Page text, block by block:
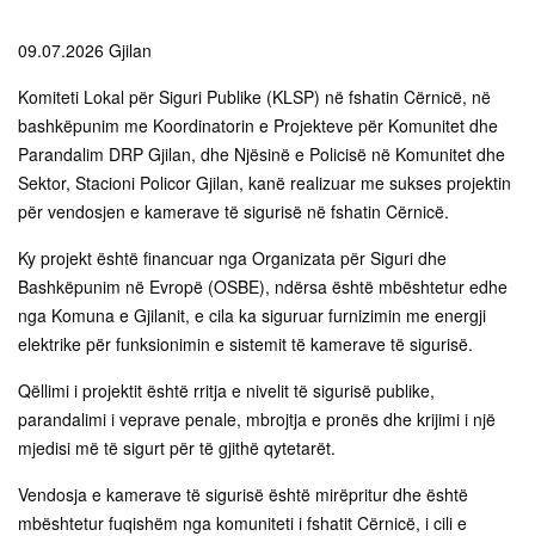
09.07.2026 Gjilan
Komiteti Lokal për Siguri Publike (KLSP) në fshatin Cërnicë, në
bashkëpunim me Koordinatorin e Projekteve për Komunitet dhe
Parandalim DRP Gjilan, dhe Njësinë e Policisë në Komunitet dhe
Sektor, Stacioni Policor Gjilan, kanë realizuar me sukses projektin
për vendosjen e kamerave të sigurisë në fshatin Cërnicë.
Ky projekt është financuar nga Organizata për Siguri dhe
Bashkëpunim në Evropë (OSBE), ndërsa është mbështetur edhe
nga Komuna e Gjilanit, e cila ka siguruar furnizimin me energji
elektrike për funksionimin e sistemit të kamerave të sigurisë.
Qëllimi i projektit është rritja e nivelit të sigurisë publike,
parandalimi i veprave penale, mbrojtja e pronës dhe krijimi i një
mjedisi më të sigurt për të gjithë qytetarët.
Vendosja e kamerave të sigurisë është mirëpritur dhe është
mbështetur fuqishëm nga komuniteti i fshatit Cërnicë, i cili e